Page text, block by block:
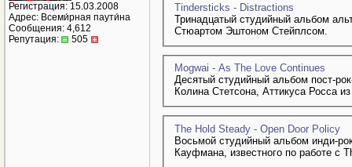
Регистрация: 15.03.2008
Адрес: Всеми́рная паути́на
Сообщения: 4,612
Репутация:
505
Tindersticks - Distractions
Тринадцатый студийный альбом
Стюартом Эштоном Стейплсом.
Mogwai - As The Love Continues
Десятый студийный альбом пост-
Колина Стетсона, Аттикуса Росса
The Hold Steady - Open Door Policy
Восьмой студийный альбом инди-
Кауфмана, известного по работе с